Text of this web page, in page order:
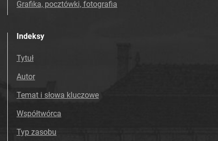
Tarnowskie Azoty : Organ Samorządu
Tarnowskie Azoty : Organ Samorządu
Robotniczego Zakładów Azotowych im.
Tarnowskie Azoty : Organ Samorządu
Robotniczego Zakładów Azotowych im.
Grafika, pocztówki, fotografia
Indeksy
Tytuł
Autor
Temat i słowa kluczowe
Współtwórca
Typ zasobu